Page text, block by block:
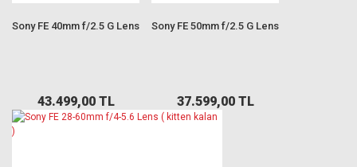
Sony FE 40mm f/2.5 G Lens
43.499,00 TL
Sony FE 50mm f/2.5 G Lens
37.599,00 TL